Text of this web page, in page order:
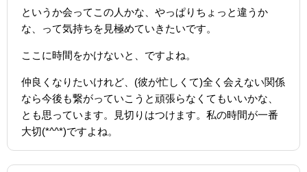
というか会ってこの人かな、やっぱりちょっと違うか
な、って気持ちを見極めていきたいです。
ここに時間をかけないと、ですよね。
仲良くなりたいけれど、(彼が忙しくて)全く会えない関係
なら今後も繋がっていこうと頑張らなくてもいいかな、
とも思っています。見切りはつけます。私の時間が一番
大切(*^^*)ですよね。